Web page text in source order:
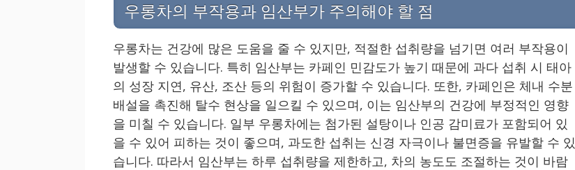
우롱차의 부작용과 임산부가 주의해야 할 점
우롱차는 건강에 많은 도움을 줄 수 있지만, 적절한 섭취량을 넘기면 여러 부작용이
발생할 수 있습니다. 특히 임산부는 카페인 민감도가 높기 때문에 과다 섭취 시 태아
의 성장 지연, 유산, 조산 등의 위험이 증가할 수 있습니다. 또한, 카페인은 체내 수분
배설을 촉진해 탈수 현상을 일으킬 수 있으며, 이는 임산부의 건강에 부정적인 영향
을 미칠 수 있습니다. 일부 우롱차에는 첨가된 설탕이나 인공 감미료가 포함되어 있
을 수 있어 피하는 것이 좋으며, 과도한 섭취는 신경 자극이나 불면증을 유발할 수 있
습니다. 따라서 임산부는 하루 섭취량을 제한하고, 차의 농도도 조절하는 것이 바람